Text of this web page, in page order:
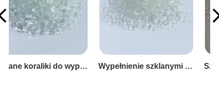
Wypełnienie szklanymi koralikami do pluszowych zabawek Szklane koraliki do koca obciążeniowego